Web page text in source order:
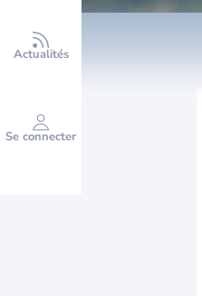
Actualités
Se connecter